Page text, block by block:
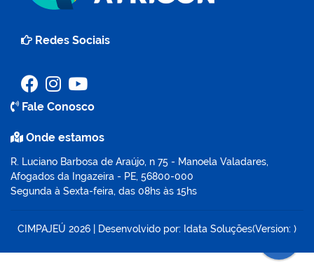
Redes Sociais
Fale Conosco
Onde estamos
R. Luciano Barbosa de Araújo, n 75 - Manoela Valadares,
Afogados da Ingazeira - PE, 56800-000
Segunda à Sexta-feira, das 08hs às 15hs
CIMPAJEÚ 2026 Desenvolvido por: Idata Soluções(Version: )